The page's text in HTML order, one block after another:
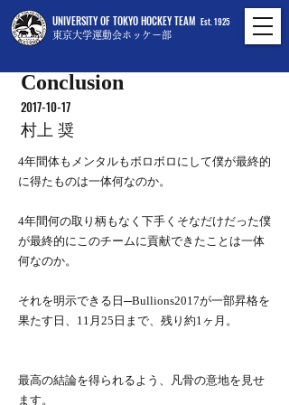
UNIVERSITY OF TOKYO HOCKEY TEAM
東京大学運動会ホッケー部
Est. 1925
Conclusion
2017-10-17
村上 奨
4年間体もメンタルもボロボロにして僕が最終的
に得たものは一体何なのか。
4年間何の取り柄もなく下手くそなだけだった僕
が最終的にこのチームに貢献できたことは一体
何なのか。
それを明示できる日─Bullions2017が一部昇格を
果たす日、11月25日まで、残り約1ヶ月。
最高の結論を得られるよう、凡骨の意地を見せ
ます。